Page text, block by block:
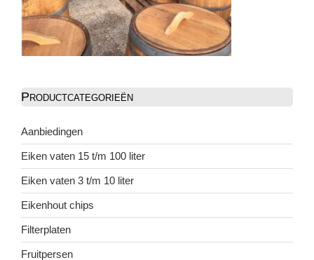
Productcategorieën
Aanbiedingen
Eiken vaten 15 t/m 100 liter
Eiken vaten 3 t/m 10 liter
Eikenhout chips
Filterplaten
Fruitpersen